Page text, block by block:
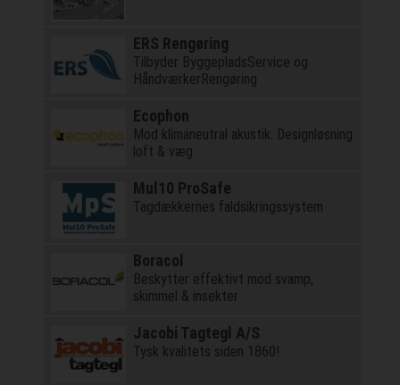
ERS Rengøring
Tilbyder ByggepladsService og
HåndværkerRengøring
Ecophon
Mod klimaneutral akustik. Designløsning
loft & væg
Mul10 ProSafe
Tagdækkernes faldsikringssystem
Boracol
Beskytter effektivt mod svamp,
skimmel & insekter
Jacobi Tagtegl A/S
Tysk kvalitets siden 1860!